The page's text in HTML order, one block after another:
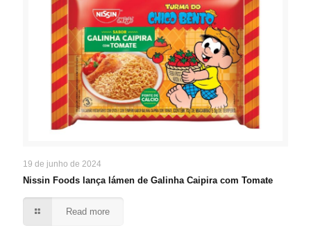
19 de junho de 2024
Nissin Foods lança lámen de Galinha Caipira com Tomate
Read more